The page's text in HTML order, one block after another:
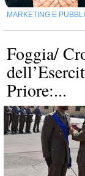
MARKETING E
Foggia/
Priore:...